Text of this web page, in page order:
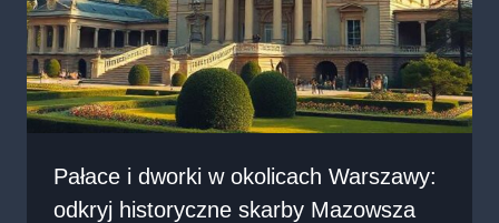
Pałace i dworki w okolicach Warszawy:
odkryj historyczne skarby Mazowsza